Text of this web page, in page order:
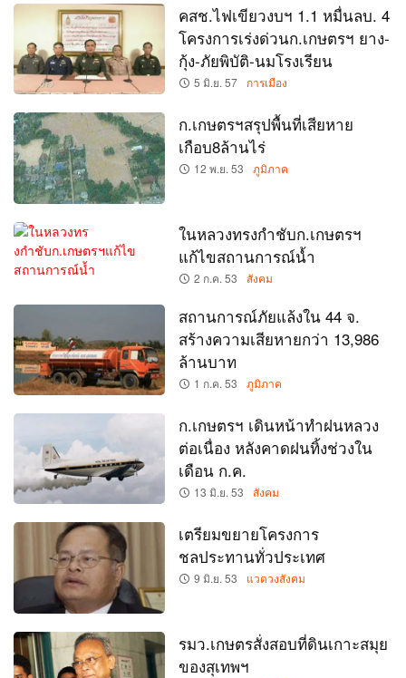
คสช.ไฟเขียวงบฯ 1.1 หมื่นลบ. 4
โครงการเร่งด่วนก.เกษตรฯ ยาง-
กุ้ง-ภัยพิบัติ-นมโรงเรียน
5 มิ.ย. 57 การเมือง
ก.เกษตรฯสรุปพื้นที่เสียหาย
เกือบ8ล้านไร่
12 พ.ย. 53 ภูมิภาค
ในหลวงทรงกำชับก.เกษตรฯ
แก้ไขสถานการณ์น้ำ
2 ก.ค. 53 สังคม
สถานการณ์ภัยแล้งใน 44 จ.
สร้างความเสียหายกว่า 13,986
ล้านบาท
1 ก.ค. 53 ภูมิภาค
ก.เกษตรฯ เดินหน้าทำฝนหลวง
ต่อเนื่อง หลังคาดฝนทิ้งช่วงใน
เดือน ก.ค.
13 มิ.ย. 53 สังคม
เตรียมขยายโครงการ
ชลประทานทั่วประเทศ
9 มิ.ย. 53 แวดวงสังคม
รมว.เกษตรสั่งสอบที่ดินเกาะสมุย
ของสุเทพฯ